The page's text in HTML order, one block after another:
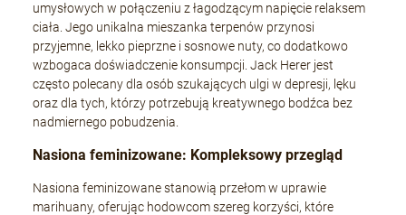
umysłowych w połączeniu z łagodzącym napięcie relaksem
ciała. Jego unikalna mieszanka terpenów przynosi
przyjemne, lekko pieprzne i sosnowe nuty, co dodatkowo
wzbogaca doświadczenie konsumpcji. Jack Herer jest
często polecany dla osób szukających ulgi w depresji, lęku
oraz dla tych, którzy potrzebują kreatywnego bodźca bez
nadmiernego pobudzenia.
Nasiona feminizowane: Kompleksowy przegląd
Nasiona feminizowane stanowią przełom w uprawie
marihuany, oferując hodowcom szereg korzyści, które